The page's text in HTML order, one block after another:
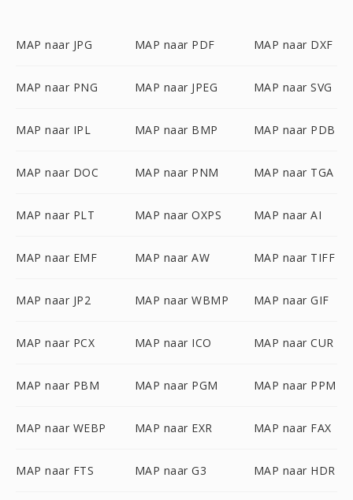
MAP naar JPG MAP naar PDF MAP naar DXF
MAP naar PNG MAP naar JPEG MAP naar SVG
MAP naar IPL MAP naar BMP MAP naar PDB
MAP naar DOC MAP naar PNM MAP naar TGA
MAP naar PLT MAP naar OXPS MAP naar AI
MAP naar EMF MAP naar AW MAP naar TIFF
MAP naar JP2 MAP naar WBMP MAP naar GIF
MAP naar PCX MAP naar ICO MAP naar CUR
MAP naar PBM MAP naar PGM MAP naar PPM
MAP naar WEBP MAP naar EXR MAP naar FAX
MAP naar FTS MAP naar G3 MAP naar HDR